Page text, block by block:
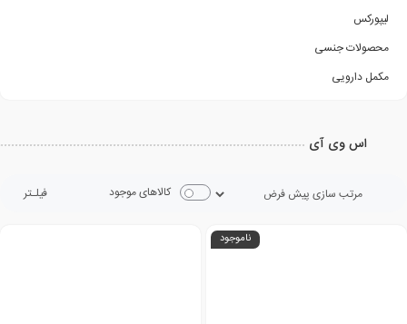
لیپورکس
محصولات جنسی
مکمل دارویی
اس وی آی
فیلـتر کالاهای موجود
ناموجود